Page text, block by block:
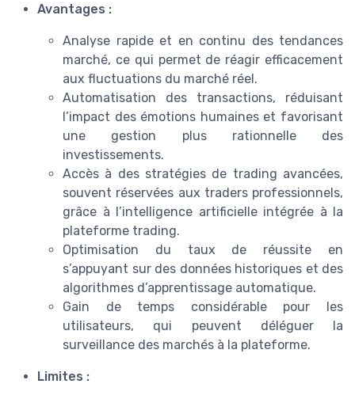
Avantages :
Analyse rapide et en continu des tendances
marché, ce qui permet de réagir efficacement
aux fluctuations du marché réel.
Automatisation des transactions, réduisant
l’impact des émotions humaines et favorisant
une gestion plus rationnelle des
investissements.
Accès à des stratégies de trading avancées,
souvent réservées aux traders professionnels,
grâce à l’intelligence artificielle intégrée à la
plateforme trading.
Optimisation du taux de réussite en
s’appuyant sur des données historiques et des
algorithmes d’apprentissage automatique.
Gain de temps considérable pour les
utilisateurs, qui peuvent déléguer la
surveillance des marchés à la plateforme.
Limites :